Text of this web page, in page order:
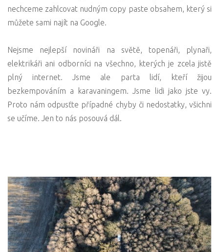
nechceme zahlcovat nudným copy paste obsahem, který si
můžete sami najít na Google.
Nejsme nejlepší novináři na světě, topenáři, plynaři,
elektrikáři ani odborníci na všechno, kterých je zcela jistě
plný internet. Jsme ale parta lidí, kteří žijou
bezkempováním a karavaningem. Jsme lidi jako jste vy.
Proto nám odpusťte případné chyby či nedostatky, všichni
se učíme. Jen to nás posouvá dál.